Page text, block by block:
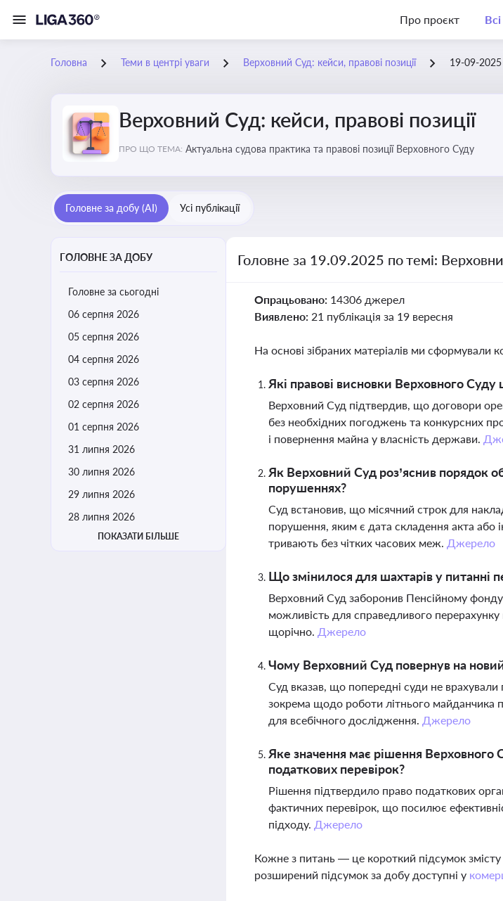
Про проєкт
Головна Теми в центрі уваги Верховний Суд: кейси, правові позиції 19-09-2025
Верховний Суд: кейси, правові позиції
ПРО ЩО ТЕМА: Актуальна судова практика та правові позиції Верховного Суду
Головне за добу (AI) Усі публікації
ГОЛОВНЕ ЗА ДОБУ
Головне за сьогодні
06 серпня 2026
05 серпня 2026
04 серпня 2026
03 серпня 2026
02 серпня 2026
01 серпня 2026
31 липня 2026
30 липня 2026
29 липня 2026
28 липня 2026
ПОКАЗАТИ БІЛЬШЕ
Головне за 19.09.2025 по темі:
Опрацьовано: 14306 джерел
Виявлено: 21 публікація за 19 вересня
На основі зібраних матеріалів ми сформували
Які правові висновки Верховного
Верховний Суд підтвердив, що договори
без необхідних погоджень та конкурсних
і повернення майна у власність держави.
Як Верховний Суд роз’яснив порядок
порушеннях?
Суд встановив, що місячний строк для
порушення, яким є дата складення акта
тривають без чітких часових меж. Джерело
Що змінилося для шахтарів у питанні
Верховний Суд заборонив Пенсійному
можливість для справедливого
щорічно. Джерело
Чому Верховний Суд повернув на
Суд вказав, що попередні суди не
зокрема щодо роботи літнього майданчика
для всебічного дослідження. Джерело
Яке значення має рішення
податкових перевірок?
Рішення підтвердило право податкових
фактичних перевірок, що посилює
підходу. Джерело
Кожне з питань — це короткий підсумок
розширений підсумок за добу доступні у